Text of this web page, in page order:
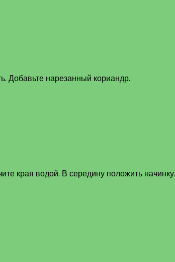
Добавьте нарезанный кориандр.
края водой. В середину положить